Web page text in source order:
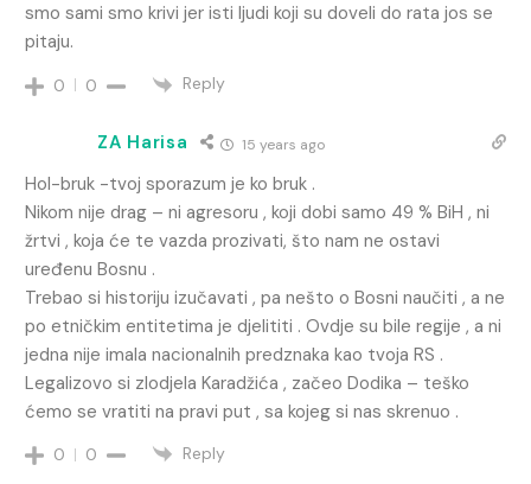
smo sami smo krivi jer isti ljudi koji su doveli do rata jos se
pitaju.
0 0 Reply
ZA Harisa 15 years ago
Hol-bruk -tvoj sporazum je ko bruk .
Nikom nije drag – ni agresoru , koji dobi samo 49 % BiH , ni
žrtvi , koja će te vazda prozivati, što nam ne ostavi
uređenu Bosnu .
Trebao si historiju izučavati , pa nešto o Bosni naučiti , a ne
po etničkim entitetima je djelititi . Ovdje su bile regije , a ni
jedna nije imala nacionalnih predznaka kao tvoja RS .
Legalizovo si zlodjela Karadžića , začeo Dodika – teško
ćemo se vratiti na pravi put , sa kojeg si nas skrenuo .
0 0 Reply